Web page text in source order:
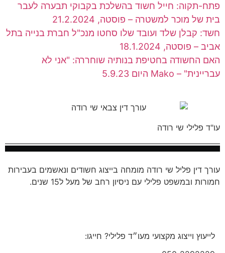
פתח-תקוה: חייל חשוד בהשלכת בקבוקי תבערה לעבר
בית של מוכר למשטרה – פוסטה, 21.2.2024
חשד: קבלן שלד ועובד שלו סחטו מנכ"ל חברת בנייה בתל
אביב – פוסטה, 18.1.2024
האם החשודה בחטיפת בנותיה שוחררה: "אני לא
עבריינית" – Mako היום 5.9.23
עו"ד פלילי שי רודה
עורך דין פליל שי רודה מומחה בייצוג חשודים ונאשמים בעבירות
חמורות ובמשפט פלילי עם ניסיון רחב של מעל ל15 שנים.
לייעוץ וייצוג מקצועי מעו״ד פלילי? חייגו: